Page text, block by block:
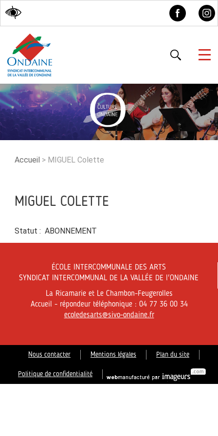
Accessibilité
Accueil > MIGUEL Colette
MIGUEL COLETTE
Statut : ABONNEMENT
ÉCOLE INTERCOMMUNALE DES ARTS
SYNDICAT INTERCOMMUNAL DE LA VALLÉE DE l'ONDAINE
La Ricamarie et Le Chambon-Feugerolles
Accueil - répondeur téléphonique : 04 77 36 00 34
ecoledesarts@sivo-ondaine.fr
Nous contacter Mentions légales Plan du site
Politique de confidentialité